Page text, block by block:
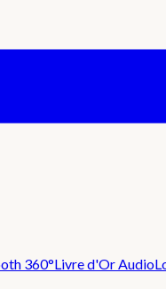
360°Livre d'Or Audio